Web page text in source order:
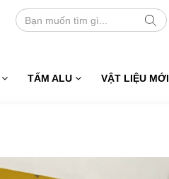
TẤM ALU VẬT LIỆU MỚI